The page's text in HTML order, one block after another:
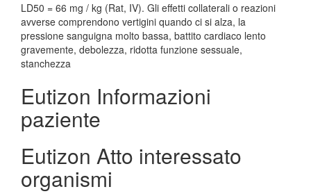
LD50 = 66 mg / kg (Rat, IV). Gli effetti collaterali o reazioni
avverse comprendono vertigini quando ci si alza, la
pressione sanguigna molto bassa, battito cardiaco lento
gravemente, debolezza, ridotta funzione sessuale,
stanchezza
Eutizon Informazioni
paziente
Eutizon Atto interessato
organismi